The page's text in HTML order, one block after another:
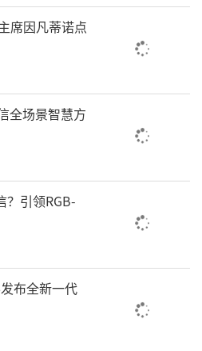
、山东6.2%、浙江6.
5.5%、湖北5.6%、福建
然呼之欲出——长三角的
、大湾区一直并列为中国
还悉心将成渝培育成第
，寻求更大范围的区域协
席因凡蒂诺点
全场景智慧方
？引领RGB-
布全新一代